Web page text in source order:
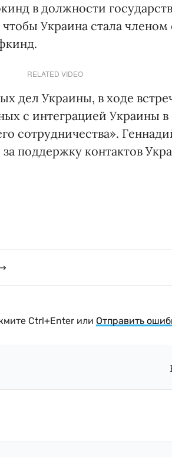
в должности
Украина стала
RELATED VIDEO
дел Украины, в ходе
с интеграцией Украины
сотрудничества».
за поддержку контактов
Ctrl+Enter или Отправить